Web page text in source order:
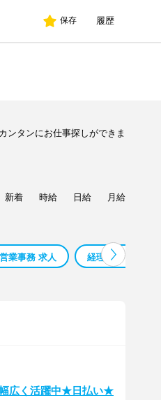
保存 履歴
ンタンにお仕事探しができま
新着 時給 日給 月給
業事務 求人 経理事務 求人 札幌
幅広く活躍中★日払い★